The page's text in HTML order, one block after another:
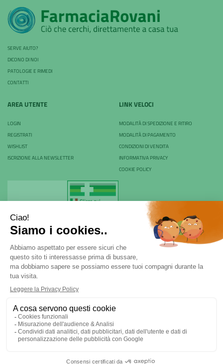
SERVE AIUTO?
DICONO DI NOI
PATOLOGIE E RIMEDI
CONTATTI
AREA UTENTE
LOGIN
REGISTRATI
WISHLIST
ISCRIZIONE ALLA NEWSLETTER
LINK VELOCI
MODALITÀ DI SPEDIZIONE E RITIRO
MODALITÀ DI PAGAMENTO
CONDIZIONI DI VENDITA
INFORMATIVA PRIVACY
COOKIE POLICY
Farmacia Rovani & C. sas - P.Iva 04024530968
Via Rovani 84 - 20099 - Sesto San Giovanni (MI) | Tel.
22470970|ordini@farmaciarovani.it
Powered byPrenofa| Web DesignFulcri srl